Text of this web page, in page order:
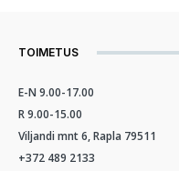
TOIMETUS
E-N 9.00-17.00
R 9.00-15.00
Viljandi mnt 6, Rapla 79511
+372 489 2133